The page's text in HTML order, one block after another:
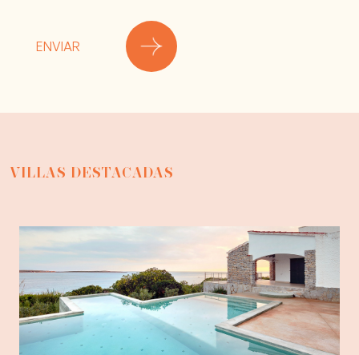
ENVIAR
VILLAS DESTACADAS